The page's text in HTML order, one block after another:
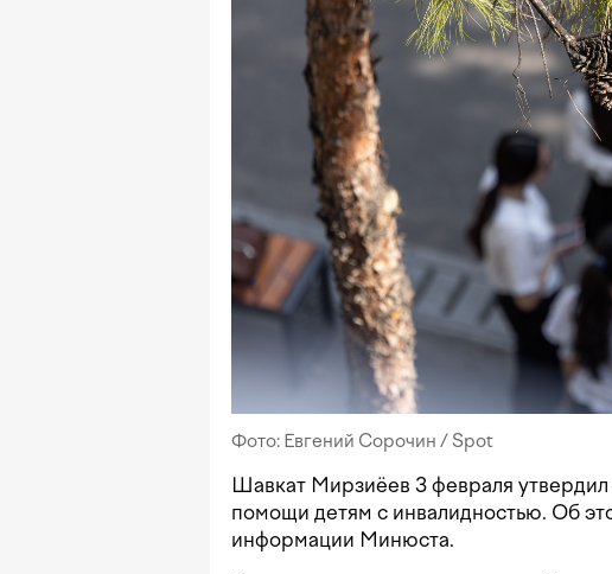
Фото: Евгений Сорочин / Spot
Шавкат Мирзиёев 3 февраля
помощи детям с инвалидностью. Об
информации Минюста.